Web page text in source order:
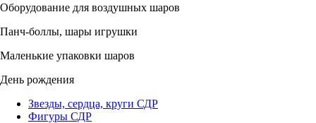
Оборудование для воздушных шаров
Панч-боллы, шары игрушки
Маленькие упаковки шаров
День рождения
Звезды, сердца, круги СДР
Фигуры СДР